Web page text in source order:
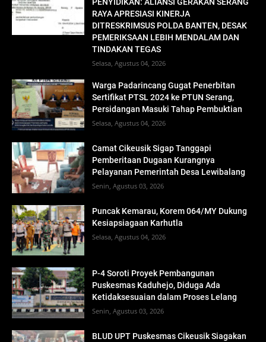
PENYIDIKAN: ALIANSI GERAKAN SERANG
RAYA APRESIASI KINERJA
DITRESKRIMSUS POLDA BANTEN, DESAK
PEMERIKSAAN LEBIH MENDALAM DAN
TINDAKAN TEGAS
Selasa, Agustus 04, 2026
Warga Padarincang Gugat Penerbitan
Sertifikat PTSL 2024 ke PTUN Serang,
Persidangan Masuki Tahap Pembuktian
Selasa, Agustus 04, 2026
Camat Cikeusik Sigap Tanggapi
Pemberitaan Dugaan Kurangnya
Pelayanan Pemerintah Desa Lewibalang
Senin, Agustus 03, 2026
Puncak Kemarau, Korem 064/MY Dukung
Kesiapsiagaan Karhutla
Selasa, Agustus 04, 2026
P-4 Soroti Proyek Pembangunan
Puskesmas Kaduhejo, Diduga Ada
Ketidaksesuaian dalam Proses Lelang
Senin, Agustus 03, 2026
BLUD UPT Puskesmas Cikeusik Siagakan